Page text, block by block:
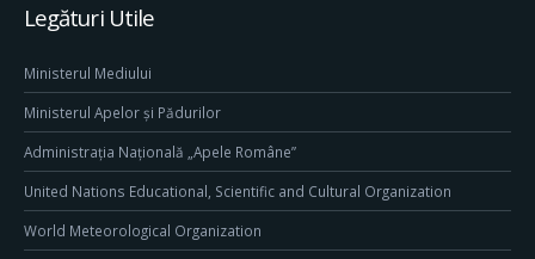
Legături Utile
Ministerul Mediului
Ministerul Apelor și Pădurilor
Administrația Națională „Apele Române”
United Nations Educational, Scientific and Cultural Organization
World Meteorological Organization